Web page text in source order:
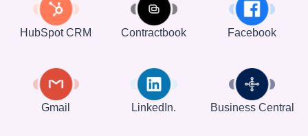
HubSpot CRM Contractbook Facebook
Gmail LinkedIn. Business Central